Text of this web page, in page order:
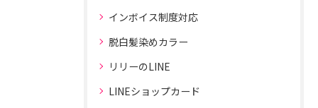
インボイス制度対応
脱白髪染めカラー
リリーのLINE
LINEショップカード